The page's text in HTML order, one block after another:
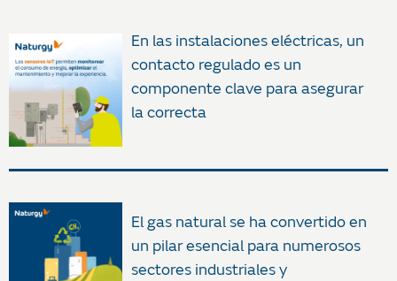
En las instalaciones eléctricas, un
contacto regulado es un
componente clave para asegurar
la correcta
El gas natural se ha convertido en
un pilar esencial para numerosos
sectores industriales y